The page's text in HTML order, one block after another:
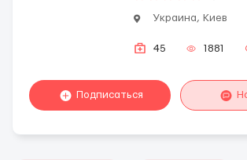
Украина, Киев
45 1881
Подписаться